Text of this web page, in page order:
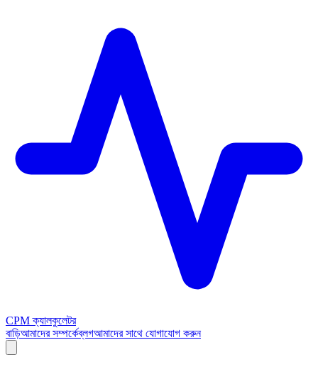
CPM ক্যালকুলেটর
বাড়িআমাদের সম্পর্কেব্লগআমাদের সাথে যোগাযোগ করুন